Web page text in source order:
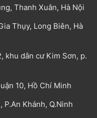
Thanh Xuân, Hà Nội
Thụy, Long Biên, Hà
khu dân cư Kim Sơn, p.
10, Hồ Chí Minh
Khánh, Q.Ninh